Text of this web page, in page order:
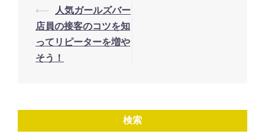
投
稿
ナ
ビ
シ
⟵
人気ガールズバー
店員の接客のコツを知
ってリピーターを増や
そう！
検索